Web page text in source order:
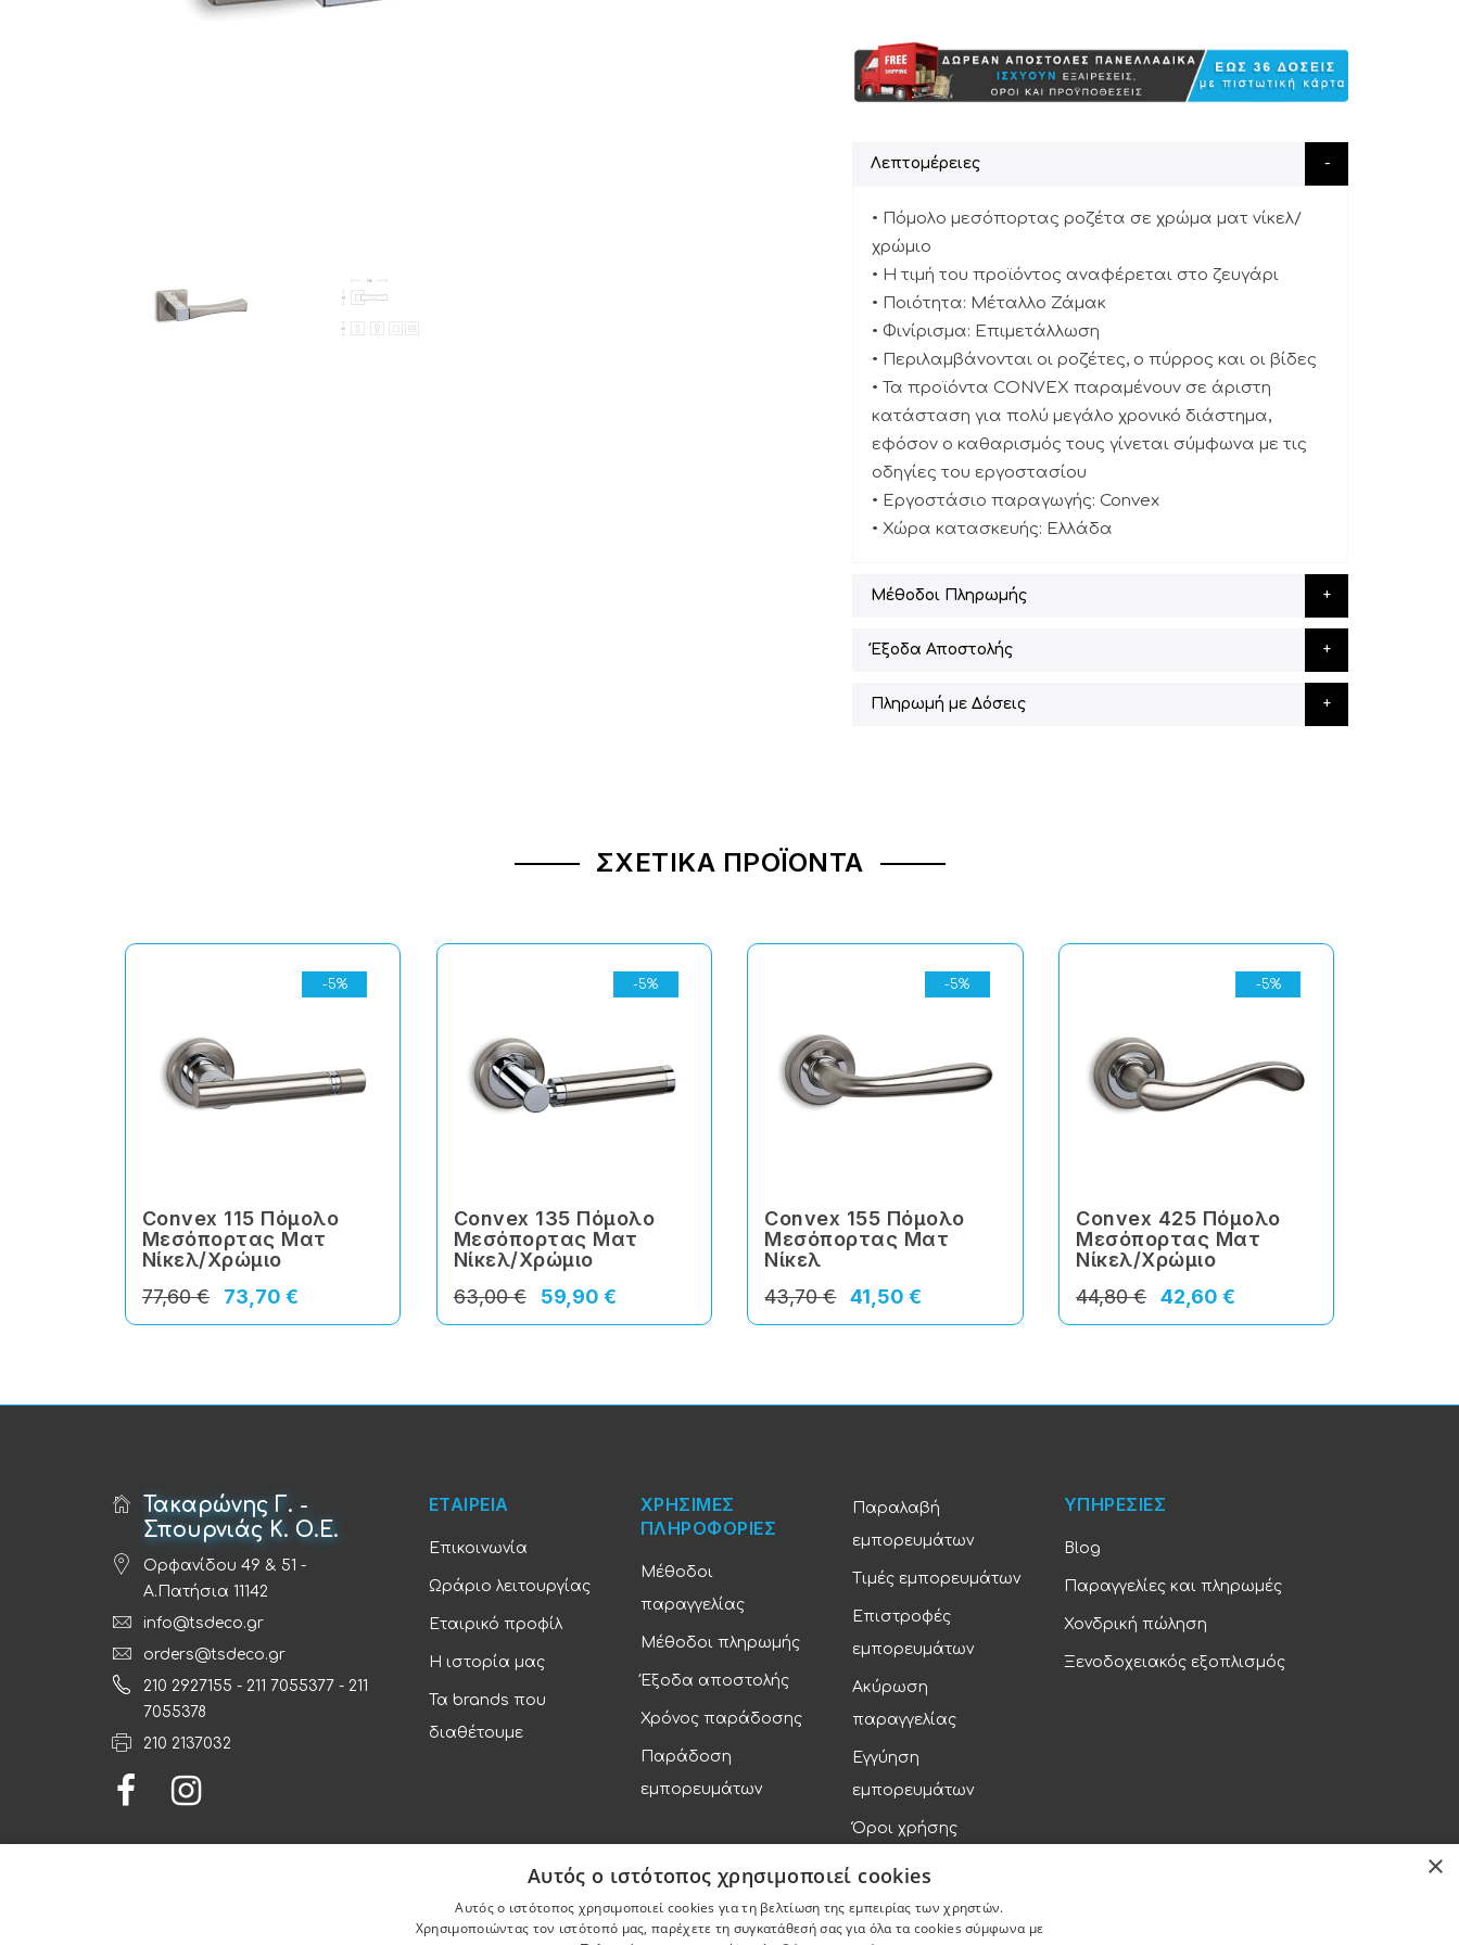
Λεπτομέρειες
• Πόμολο μεσόπορτας ροζέτα σε χρώμα ματ νίκελ/
χρώμιο
• Η τιμή του προϊόντος αναφέρεται στο ζευγάρι
• Ποιότητα: Μέταλλο Ζάμακ
• Φινίρισμα: Επιμετάλλωση
• Περιλαμβάνονται οι ροζέτες, ο πύρρος και οι βίδες
• Τα προϊόντα CONVEX παραμένουν σε άριστη
κατάσταση για πολύ μεγάλο χρονικό διάστημα,
εφόσον ο καθαρισμός τους γίνεται σύμφωνα με τις
οδηγίες του εργοστασίου
• Εργοστάσιο παραγωγής: Convex
• Χώρα κατασκευής: Ελλάδα
Μέθοδοι Πληρωμής
Έξοδα Αποστολής
Πληρωμή με Δόσεις
ΣΧΕΤΙΚΆ ΠΡΟΪΌΝΤΑ
-5%
Convex 115 Πόμολο
Μεσόπορτας Ματ
Νίκελ/Χρώμιο
73,70 €
77,60 €
-5%
Convex 135 Πόμολο
Μεσόπορτας Ματ
Νίκελ/Χρώμιο
59,90 €
63,00 €
-5%
Convex 155 Πόμολο
Μεσόπορτας Ματ
Νίκελ
41,50 €
43,70 €
-5%
Convex 425 Πόμολο
Μεσόπορτας Ματ
Νίκελ/Χρώμιο
42,60 €
44,80 €
Τακαρώνης Γ. -
Σπουρνιάς Κ. Ο.Ε.
Ορφανίδου 49 & 51 -
Α.Πατήσια 11142
info@tsdeco.gr
orders@tsdeco.gr
210 2927155 - 211 7055377 - 211
7055378
210 2137032
ΕΤΑΙΡΕΙΑ
Επικοινωνία
Ωράριο λειτουργίας
Εταιρικό προφίλ
Η ιστορία μας
Τα brands που
διαθέτουμε
ΧΡΗΣΙΜΕΣ
ΠΛΗΡΟΦΟΡΙΕΣ
Μέθοδοι
παραγγελίας
Μέθοδοι πληρωμής
Έξοδα αποστολής
Χρόνος παράδοσης
Παράδοση
εμπορευμάτων
Παραλαβή
εμπορευμάτων
Τιμές εμπορευμάτων
Επιστροφές
εμπορευμάτων
Ακύρωση
παραγγελίας
Εγγύηση
εμπορευμάτων
Όροι χρήσης
Πολιτική απορρήτου
ΥΠΗΡΕΣΙΕΣ
Blog
Παραγγελίες και πληρωμές
Χονδρική πώληση
Ξενοδοχειακός εξοπλισμός
×
Αυτός ο ιστότοπος χρησιμοποιεί cookies
Αυτός ο ιστότοπος χρησιμοποιεί cookies για τη βελτίωση της εμπειρίας των χρηστών.
Χρησιμοποιώντας τον ιστότοπό μας, παρέχετε τη συγκατάθεσή σας για όλα τα cookies σύμφωνα με